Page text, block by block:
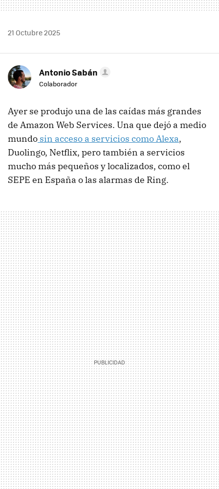
21 Octubre 2025
Antonio Sabán
Colaborador
Ayer se produjo una de las caídas más grandes
de Amazon Web Services. Una que dejó a medio
mundo sin acceso a servicios como Alexa,
Duolingo, Netflix, pero también a servicios
mucho más pequeños y localizados, como el
SEPE en España o las alarmas de Ring.